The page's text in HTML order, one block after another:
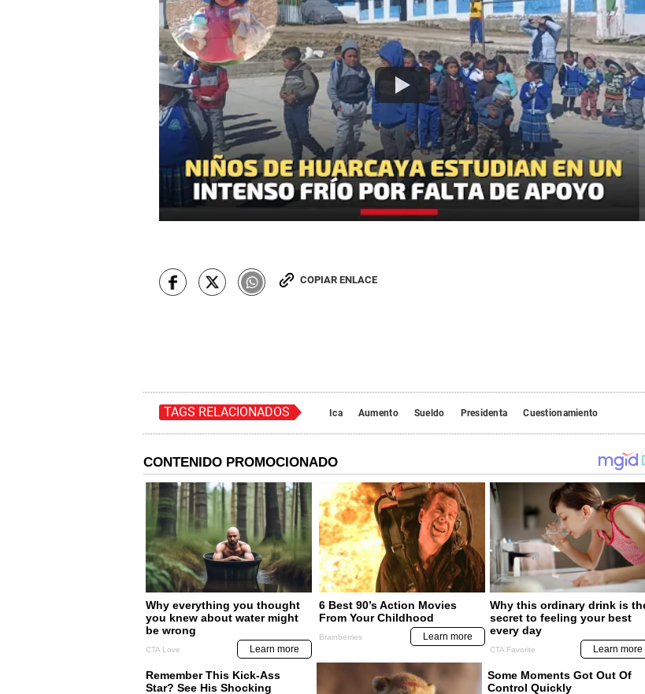
COPIAR ENLACE
TAGS RELACIONADOS Ica Aumento Sueldo Presidenta Cuestionamiento